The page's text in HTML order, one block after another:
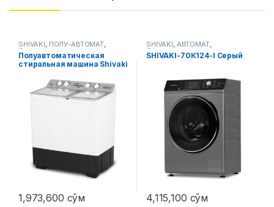
SHIVAKI, ПОЛУ-АВТОМАТ,
Стиральные машины
Полуавтоматическая
стиральная машина Shivaki
1,973,600 сўм
SHIVAKI, АВТОМАТ,
Стиральные машины
SHIVAKI-70К124-I Серый
4,115,100 сўм